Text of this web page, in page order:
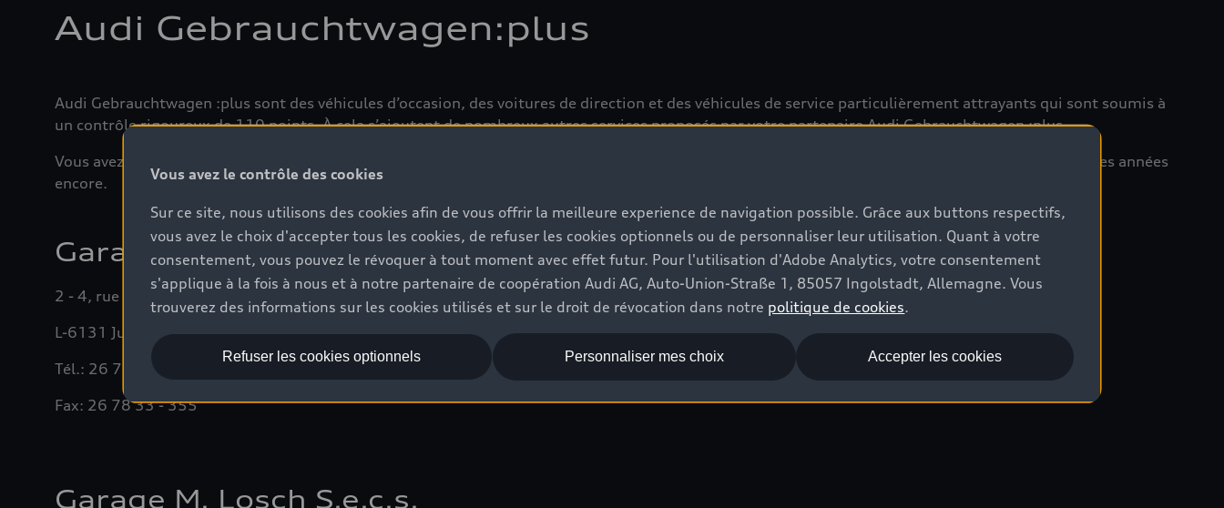
Audi Gebrauchtwagen:plus
Audi Gebrauchtwagen :plus sont des véhicules d’occasion, des voitures de direction et des véhicules de service particulièrement attrayants qui sont soumis à
un contrôle rigoureux de 110 points. À cela s’ajoutent de nombreux autres services proposés par votre partenaire Audi Gebrauchtwagen :plus.
Vous avez ainsi la certitude d’acquérir une voiture répondant aux exigences les plus pointues et qui suscitera votre enthousiasme pendant de longues années
encore.
Garage Losch & Cie s.à r.l.
2 - 4, rue Nicolas Glesener
L-6131 Junglinster
Tél.: 26 78 33
Fax: 26 78 33 - 355
Garage M. Losch S.e.c.s.
Vous avez le contrôle des cookies
Sur ce site, nous utilisons des cookies afin de vous offrir la meilleure experience de navigation possible. Grâce aux buttons respectifs,
vous avez le choix d'accepter tous les cookies, de refuser les cookies optionnels ou de personnaliser leur utilisation. Quant à votre
consentement, vous pouvez le révoquer à tout moment avec effet futur. Pour l'utilisation d'Adobe Analytics, votre consentement
s'applique à la fois à nous et à notre partenaire de coopération Audi AG, Auto-Union-Straße 1, 85057 Ingolstadt, Allemagne. Vous
trouverez des informations sur les cookies utilisés et sur le droit de révocation dans notre politique de cookies.
Accepter les cookies
Refuser les cookies optionnels Personnaliser mes choix